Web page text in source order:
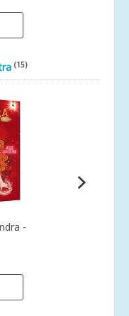
(15)
-